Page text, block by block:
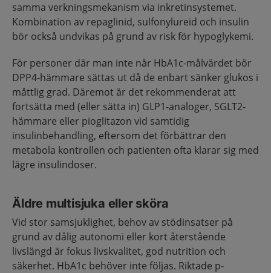
samma verkningsmekanism via inkretinsystemet.
Kombination av repaglinid, sulfonylureid och insulin
bör också undvikas på grund av risk för hypoglykemi.
För personer där man inte når HbA1c-målvärdet bör
DPP4-hämmare sättas ut då de enbart sänker glukos i
måttlig grad. Däremot är det rekommenderat att
fortsätta med (eller sätta in) GLP1-analoger, SGLT2-
hämmare eller pioglitazon vid samtidig
insulinbehandling, eftersom det förbättrar den
metabola kontrollen och patienten ofta klarar sig med
lägre insulindoser.
Äldre multisjuka eller sköra
Vid stor samsjuklighet, behov av stödinsatser på
grund av dålig autonomi eller kort återstående
livslängd är fokus livskvalitet, god nutrition och
säkerhet. HbA1c behöver inte följas. Riktade p-